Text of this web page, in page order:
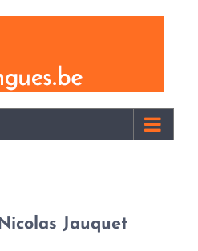
Nicolas Jauquet